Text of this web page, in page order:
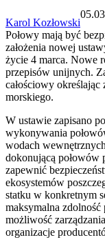
Karol Kozłowski
Połowy mają być
założenia nowej
życie 4 marca. Nowe
przepisów unijnych.
całościowy
morskiego.
W ustawie zapisano
wykonywania
wodach
dokonującą połowów
zapewnić
ekosystemów
statku w konkretnym
maksymalna
możliwość
organizacje